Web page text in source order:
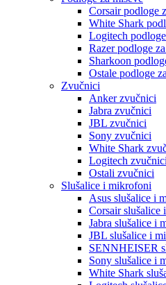
Corsair podloge
White Shark
Logitech
Razer podloge
Sharkoon
Ostale podloge
Zvučnici
Anker zvučnici
Jabra zvučnici
JBL zvučnici
Sony zvučnici
White Shark
Logitech zvučnici
Ostali zvučnici
Slušalice i mikrofoni
Asus slušalice i
Corsair slušalice
Jabra slušalice i
JBL slušalice i
SENNHEISER
Sony slušalice i
White Shark